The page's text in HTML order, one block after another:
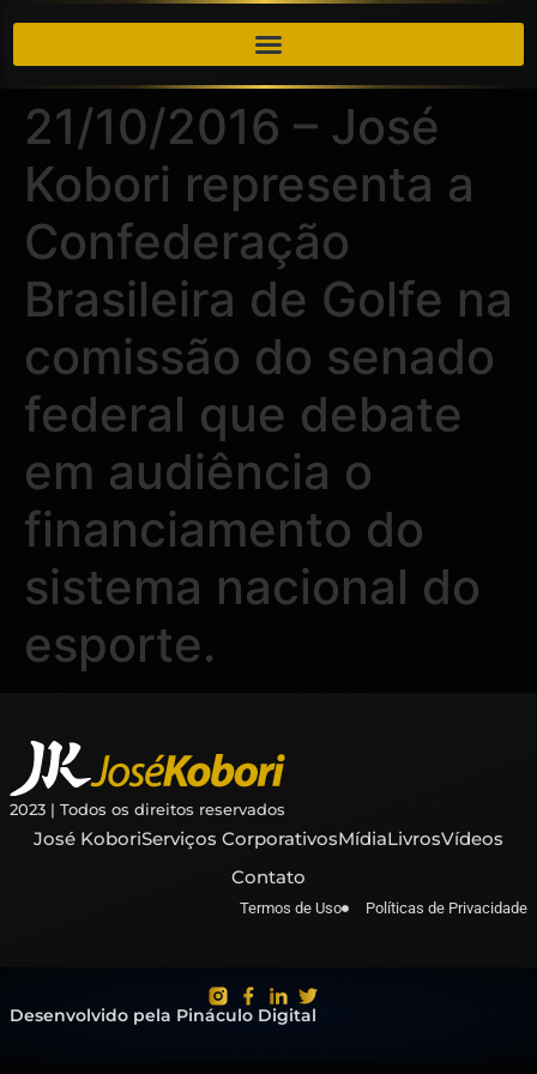
21/10/2016 – José
Kobori representa a
Confederação
Brasileira de Golfe na
comissão do senado
federal que debate
em audiência o
financiamento do
sistema nacional do
esporte.
2023 | Todos os direitos reservados
José KoboriServiços CorporativosMídiaLivrosVídeos
Contato
Termos de Uso Políticas de Privacidade
Desenvolvido pela Pináculo Digital